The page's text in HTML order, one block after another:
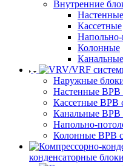
Внутренние
Настенные
Кассетные
Колонные
Канальные
Наружные
Настенные ВРВ
Кассетные ВРВ
Канальные ВРВ
Напольно-
Колонные ВРВ
конденсаторные блоки